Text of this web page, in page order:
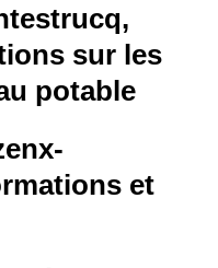
sur les
potable
et